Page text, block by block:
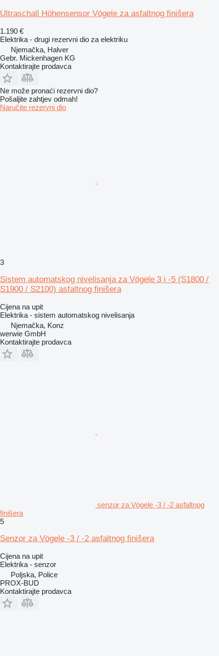
Ultraschall Höhensensor Vögele za asfaltnog finišera
1.190 €
Elektrika - drugi rezervni dio za elektriku
Njemačka, Halver
Gebr. Mickenhagen KG
Kontaktirajte prodavca
Ne može pronaći rezervni dio?
Pošaljite zahtjev odmah!
Naručite rezervni dio
3
Sistem automatskog nivelisanja za Vögele 3 i -5 (S1800 /
S1900 / S2100) asfaltnog finišera
Cijena na upit
Elektrika - sistem automatskog nivelisanja
Njemačka, Konz
werwie GmbH
Kontaktirajte prodavca
senzor za Vögele -3 / -2 asfaltnog
finišera
5
Senzor za Vögele -3 / -2 asfaltnog finišera
Cijena na upit
Elektrika - senzor
Poljska, Police
PROX-BUD
Kontaktirajte prodavca